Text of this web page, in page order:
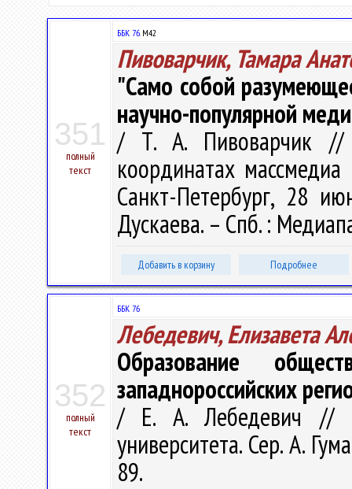
351
полный
текст
ББК 76.М42
Пивоварчик, Тамара
"Само собой
научно-популярной
/ Т. А. Пивоварчик //
координатах
Санкт-Петербург, 28
Дускаева. – Спб. :
Добавить в корзину Подробнее
352
полный
текст
ББК 76
Лебедевич, Елизавета
Образование
западнороссийских
/ Е. А. Лебедевич //
университета. Сер. A.
89.